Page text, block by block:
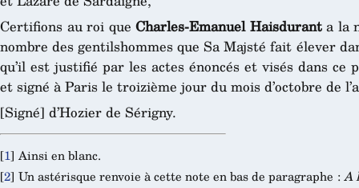
Certifions au roi queCharles-Emanuel Haisduranta la
nombre des gentilshommes que Sa Majsté fait élever
qu’il est justifié par les actes énoncés et visés dans ce
et signé à Paris le troizième jour du mois d’octobre de
[Signé] d’Hozier de Sérigny.
[1] Ainsi en blanc.
[2] Un astérisque renvoie à cette note en bas de paragraphe : A